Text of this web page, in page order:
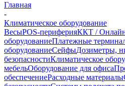
Главная
-
Климатическое оборудование
ВесыPOS-периферияККТ /
оборудованиеПлатежные
оборудованиеСейфыДозиметры,
безопасностиКлиматическое
мебельОборудование для офиса
обеспечениеРасходные материалы